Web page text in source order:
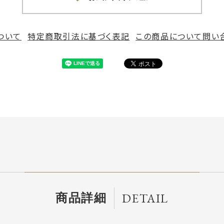
いて 特定商取引法に基づく表記 この商品について問い
商品詳細 DETAIL